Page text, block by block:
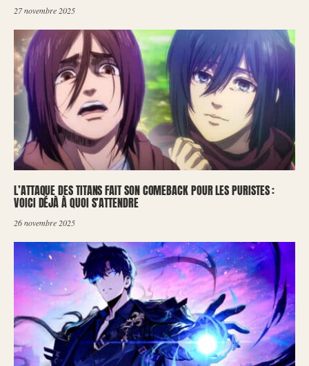
27 novembre 2025
L’ATTAQUE DES TITANS FAIT SON COMEBACK POUR LES PURISTES :
VOICI DÉJÀ À QUOI S’ATTENDRE
26 novembre 2025